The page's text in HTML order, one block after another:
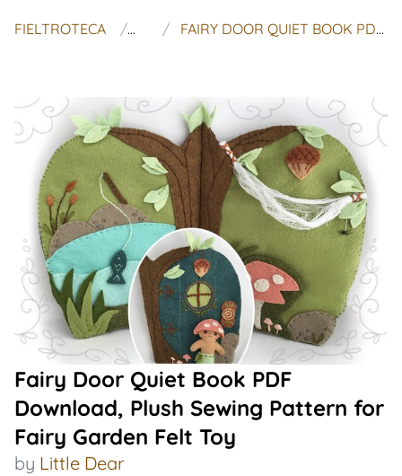
FIELTROTECA LITTLE DEAR
FAIRY DOOR QUIET BOOK PDF DOWNLOAD, PLUSH SEWING PATTERN FOR FAIRY GARDEN FELT TOY
Fairy Door Quiet Book PDF
Download, Plush Sewing Pattern for
Fairy Garden Felt Toy
by Little Dear